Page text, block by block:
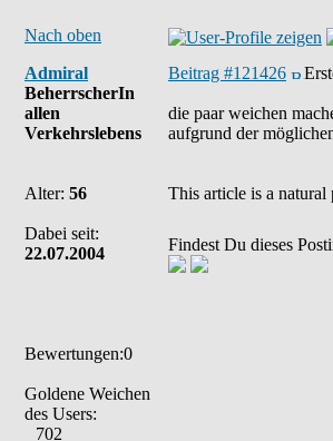
Nach oben
Admiral
BeherrscherIn
allen
Verkehrslebens
Alter: 56
Dabei seit:
22.07.2004
Bewertungen:0
Goldene Weichen
des Users:
702
Beitrag #121426
die paar weichen
aufgrund der
This article is a natural
Findest Du dieses